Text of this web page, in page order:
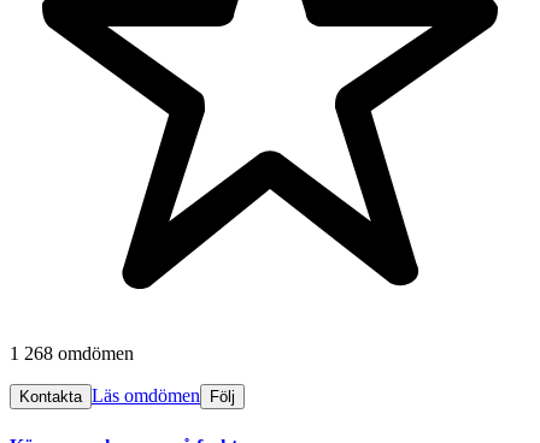
1 268 omdömen
Kontakta Läs omdömen Följ